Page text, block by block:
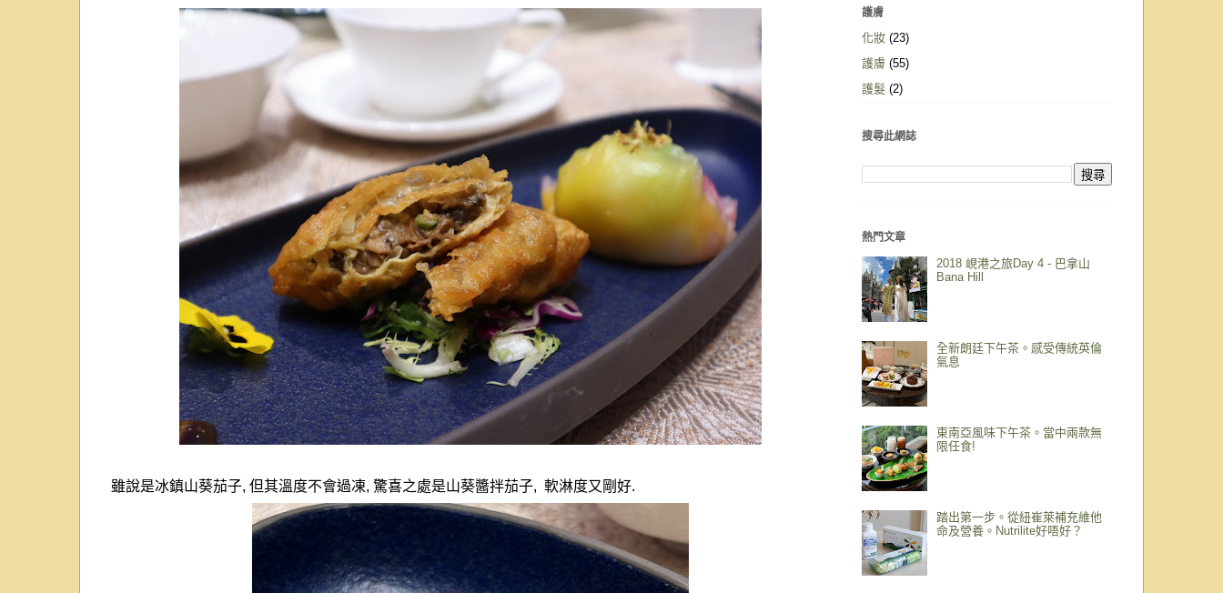
雖說是冰鎮山葵茄子, 但其溫度不會過凍, 驚喜之處是山葵醬拌茄子, 軟淋度又剛好.
護膚
化妝 (23)
護膚 (55)
護髮 (2)
搜尋此網誌
熱門文章
2018 峴港之旅Day 4 - 巴拿山
Bana Hill
全新朗廷下午茶。感受傳統英倫
氣息
東南亞風味下午茶。當中兩款無
限任食!
踏出第一步。從紐崔萊補充維他
命及營養。Nutrilite好唔好？